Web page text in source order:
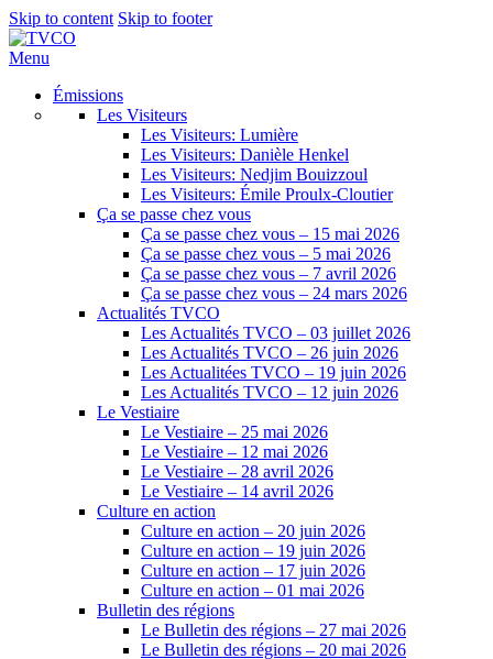
Skip to content Skip to footer
Menu
Émissions
Les Visiteurs
Les Visiteurs: Lumière
Les Visiteurs: Danièle Henkel
Les Visiteurs: Nedjim Bouizzoul
Les Visiteurs: Émile Proulx-Cloutier
Ça se passe chez vous
Ça se passe chez vous – 15 mai 2026
Ça se passe chez vous – 5 mai 2026
Ça se passe chez vous – 7 avril 2026
Ça se passe chez vous – 24 mars 2026
Actualités TVCO
Les Actualités TVCO – 03 juillet 2026
Les Actualités TVCO – 26 juin 2026
Les Actualitées TVCO – 19 juin 2026
Les Actualités TVCO – 12 juin 2026
Le Vestiaire
Le Vestiaire – 25 mai 2026
Le Vestiaire – 12 mai 2026
Le Vestiaire – 28 avril 2026
Le Vestiaire – 14 avril 2026
Culture en action
Culture en action – 20 juin 2026
Culture en action – 19 juin 2026
Culture en action – 17 juin 2026
Culture en action – 01 mai 2026
Bulletin des régions
Le Bulletin des régions – 27 mai 2026
Le Bulletin des régions – 20 mai 2026